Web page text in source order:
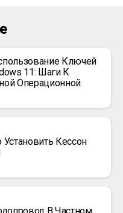
Ключей
11: Шаги К
Операционной
Кессон